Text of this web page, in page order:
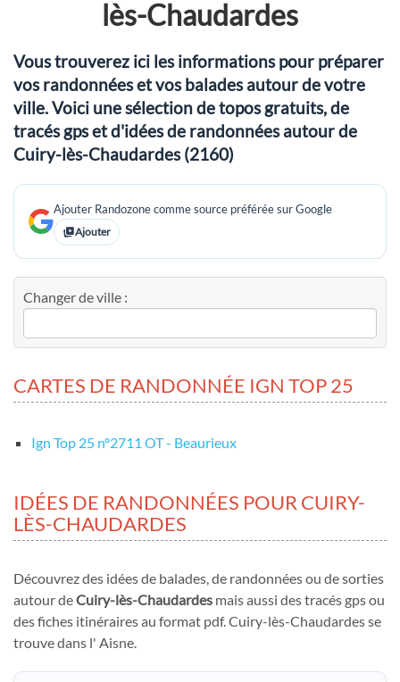
lès-Chaudardes
Vous trouverez ici les informations pour préparer
vos randonnées et vos balades autour de votre
ville. Voici une sélection de topos gratuits, de
tracés gps et d'idées de randonnées autour de
Cuiry-lès-Chaudardes (2160)
Ajouter Randozone comme source préférée sur Google
Ajouter
Changer de ville :
CARTES DE RANDONNÉE IGN TOP 25
Ign Top 25 nº2711 OT - Beaurieux
IDÉES DE RANDONNÉES POUR CUIRY-
LÈS-CHAUDARDES
Découvrez des idées de balades, de randonnées ou de sorties
autour deCuiry-lès-Chaudardes mais aussi des tracés gps ou
des fiches itinéraires au format pdf. Cuiry-lès-Chaudardes se
trouve dans l' Aisne.